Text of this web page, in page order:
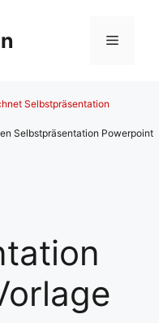
Menü
Selbstpräsentation
Selbstpräsentation Powerpoint